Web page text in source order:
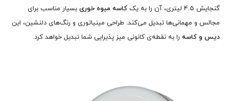
گنجایش 4.5 لیتری، آن را به یک
کاسه میوه خوری بسیار مناسب برای
مجالس و مهمانی‌ها تبدیل می‌کند. طراحی مینیاتوری و رنگ‌های دلنشین، این
دیس و کاسه را به نقطه‌ی کانونی میز پذیرایی شما تبدیل خواهد کرد.